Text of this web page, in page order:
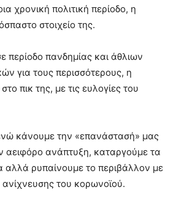
χρονική πολιτική περίοδο, η
στοιχείο της.
περίοδο πανδημίας και άθλιων
για τους περισσότερους, η
πικ της, με τις ευλογίες του
κάνουμε την «επανάστασή» μας
αειφόρο ανάπτυξη, καταργούμε τα
αλλά ρυπαίνουμε το περιβάλλον με
του κορωνοϊού.